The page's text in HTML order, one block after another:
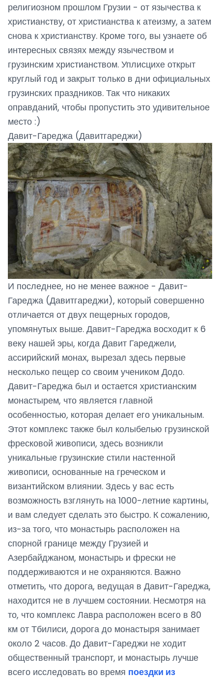
религиозном прошлом Грузии - от язычества к
христианству, от христианства к атеизму, а затем
снова к христианству. Кроме того, вы узнаете об
интересных связях между язычеством и
грузинским христианством. Уплисцихе открыт
круглый год и закрыт только в дни официальных
грузинских праздников. Так что никаких
оправданий, чтобы пропустить это удивительное
место :)
Давит-Гареджа (Давитгареджи)
И последнее, но не менее важное - Давит-
Гареджа (Давитгареджи), который совершенно
отличается от двух пещерных городов,
упомянутых выше. Давит-Гареджа восходит к 6
веку нашей эры, когда Давит Гареджели,
ассирийский монах, вырезал здесь первые
несколько пещер со своим учеником Додо.
Давит-Гареджа был и остается христианским
монастырем, что является главной
особенностью, которая делает его уникальным.
Этот комплекс также был колыбелью грузинской
фресковой живописи, здесь возникли
уникальные грузинские стили настенной
живописи, основанные на греческом и
византийском влиянии. Здесь у вас есть
возможность взглянуть на 1000-летние картины,
и вам следует сделать это быстро. К сожалению,
из-за того, что монастырь расположен на
спорной границе между Грузией и
Азербайджаном, монастырь и фрески не
поддерживаются и не охраняются. Важно
отметить, что дорога, ведущая в Давит-Гареджа,
находится не в лучшем состоянии. Несмотря на
то, что комплекс Лавра расположен всего в 80
км от Тбилиси, дорога до монастыря занимает
около 2 часов. До Давит-Гареджи не ходит
общественный транспорт, и монастырь лучше
всего исследовать во время поездки из